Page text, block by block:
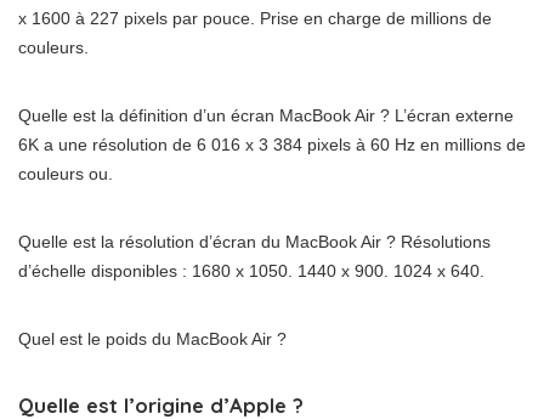
x 1600 à 227 pixels par pouce. Prise en charge de millions de
couleurs.
Quelle est la définition d’un écran MacBook Air ? L’écran externe
6K a une résolution de 6 016 x 3 384 pixels à 60 Hz en millions de
couleurs ou.
Quelle est la résolution d’écran du MacBook Air ? Résolutions
d’échelle disponibles : 1680 x 1050. 1440 x 900. 1024 x 640.
Quel est le poids du MacBook Air ?
Quelle est l’origine d’Apple ?